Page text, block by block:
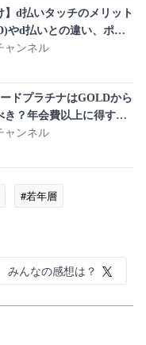
】d払いタッチのメリット
やd払いとの違い、ポイ
徹底解説！
ャンネル
ードプラチナはGOLDから
？年会費以上に得する5
ャンネル
#若年層
みんなの感想は？